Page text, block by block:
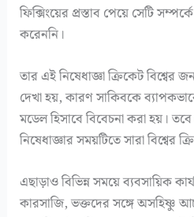
ফিক্সিংয়ের প্রস্তাব পেয়ে সেটি
করেননি।
তার এই নিষেধাজ্ঞা ক্রিকেট বিশ্বের
দেখা হয়, কারণ সাকিবকে
মডেল হিসাবে বিবেচনা করা হয়।
নিষেধাজ্ঞার সময়টিতে সারা বিশ্বের
এছাড়াও বিভিন্ন সময়ে ব্যবসায়িক
কারসাজি, ভক্তদের সঙ্গে অসহিষ্ণু